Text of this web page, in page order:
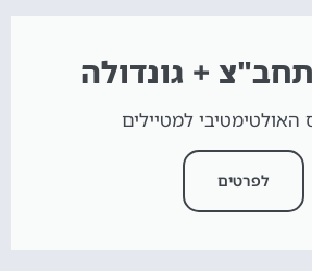
+ גונדולה
האולטימטיבי למטיילים
לפרטים